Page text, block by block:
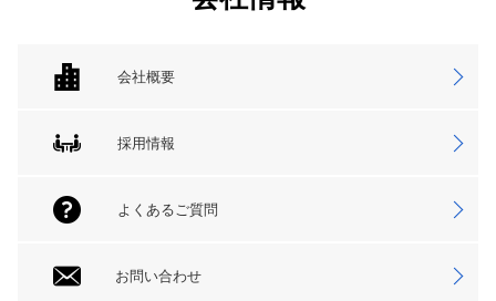
会社概要
採用情報
よくあるご質問
お問い合わせ